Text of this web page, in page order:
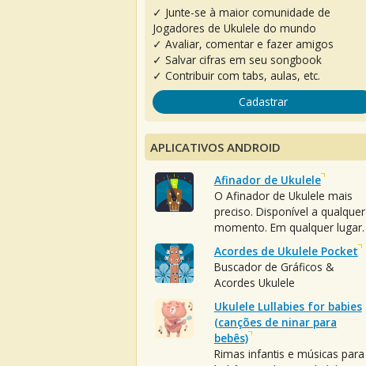
✓ Junte-se à maior comunidade de
Jogadores de Ukulele do mundo
✓ Avaliar, comentar e fazer amigos
✓ Salvar cifras em seu songbook
✓ Contribuir com tabs, aulas, etc.
Cadastrar
APLICATIVOS ANDROID
Afinador de Ukulele
O Afinador de Ukulele mais
preciso. Disponível a qualquer
momento. Em qualquer lugar.
Acordes de Ukulele Pocket
Buscador de Gráficos &
Acordes Ukulele
Ukulele Lullabies for babies
(canções de ninar para
bebês)
Rimas infantis e músicas para